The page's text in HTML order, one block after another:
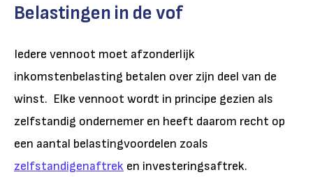
Belastingen in de vof
Iedere vennoot moet afzonderlijk
inkomstenbelasting betalen over zijn deel van de
winst. Elke vennoot wordt in principe gezien als
zelfstandig ondernemer en heeft daarom recht op
een aantal belastingvoordelen zoals
zelfstandigenaftrek en investeringsaftrek.